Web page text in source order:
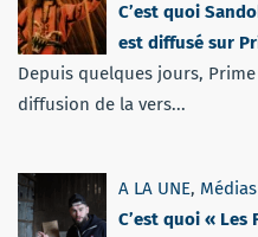
C’est quoi
est diffusé sur
Depuis quelques jours,
diffusion de la vers...
A LA UNE, Médias
C’est quoi « Les